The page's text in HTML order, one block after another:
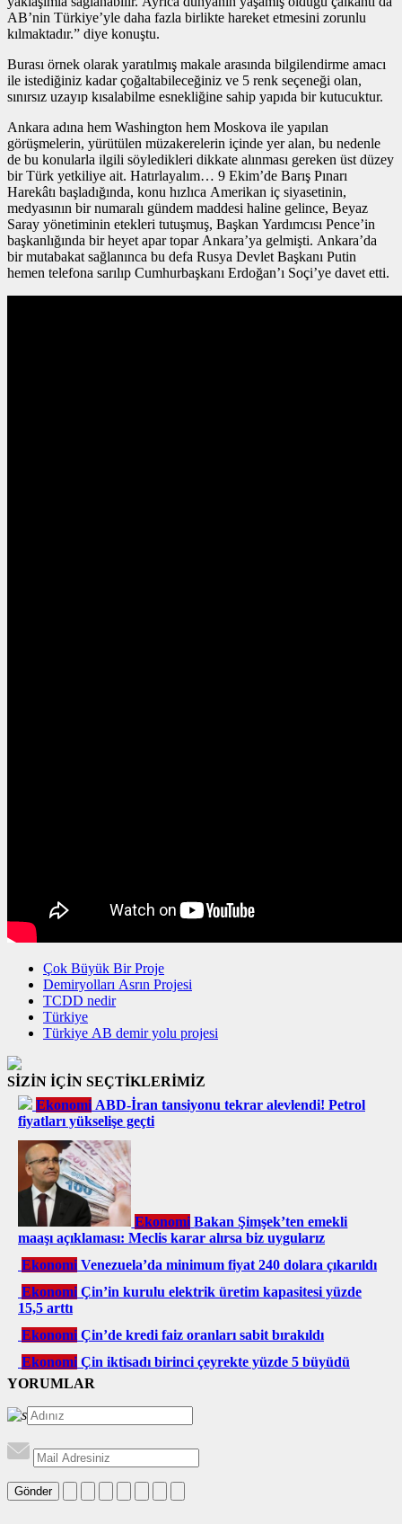
AB’nin Türkiye’yle daha fazla birlikte hareket etmesini zorunlu
kılmaktadır.” diye konuştu.
Burası örnek olarak yaratılmış makale arasında bilgilendirme amacı
ile istediğiniz kadar çoğaltabileceğiniz ve 5 renk seçeneği olan,
sınırsız uzayıp kısalabilme esnekliğine sahip yapıda bir kutucuktur.
Ankara adına hem Washington hem Moskova ile yapılan
görüşmelerin, yürütülen müzakerelerin içinde yer alan, bu nedenle
de bu konularla ilgili söyledikleri dikkate alınması gereken üst düzey
bir Türk yetkiliye ait. Hatırlayalım… 9 Ekim’de Barış Pınarı
Harekâtı başladığında, konu hızlıca Amerikan iç siyasetinin,
medyasının bir numaralı gündem maddesi haline gelince, Beyaz
Saray yönetiminin etekleri tutuşmuş, Başkan Yardımcısı Pence’in
başkanlığında bir heyet apar topar Ankara’ya gelmişti. Ankara’da
bir mutabakat sağlanınca bu defa Rusya Devlet Başkanı Putin
hemen telefona sarılıp Cumhurbaşkanı Erdoğan’ı Soçi’ye davet etti.
Çok Büyük Bir Proje
Demiryolları Asrın Projesi
TCDD nedir
Türkiye
Türkiye AB demir yolu projesi
SİZİN İÇİN SEÇTİKLERİMİZ
Ekonomi ABD-İran tansiyonu tekrar alevlendi! Petrol
fiyatları yükselişe geçti
Ekonomi Bakan Şimşek’ten emekli
maaşı açıklaması: Meclis karar alırsa biz uygularız
Ekonomi Venezuela’da minimum fiyat 240 dolara çıkarıldı
Ekonomi Çin’in kurulu elektrik üretim kapasitesi yüzde
15,5 arttı
Ekonomi Çin’de kredi faiz oranları sabit bırakıldı
Ekonomi Çin iktisadı birinci çeyrekte yüzde 5 büyüdü
YORUMLAR
Gönder